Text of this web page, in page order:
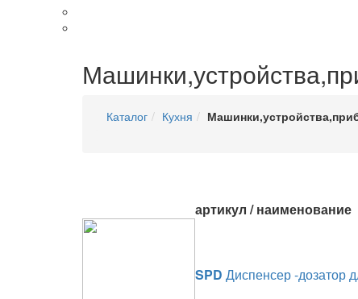
Каталог Кухня
артикул / наименование
SPD Диспенсер -дозатор